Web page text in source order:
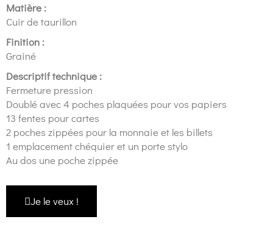
Matière :
Cuir de taurillon
Finition :
Grainé
Descriptif technique :
Fermeture pression
Doublé avec 4 poches plaquées pour vos papiers
13 fentes pour cartes
2 poches zippées pour la monnaie et les billets
1 emplacement chéquier et un porte stylo
Au dos une poche zippée
Je le veux !